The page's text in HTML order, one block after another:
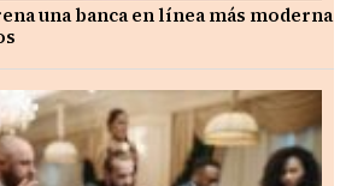
una banca en línea más moderna